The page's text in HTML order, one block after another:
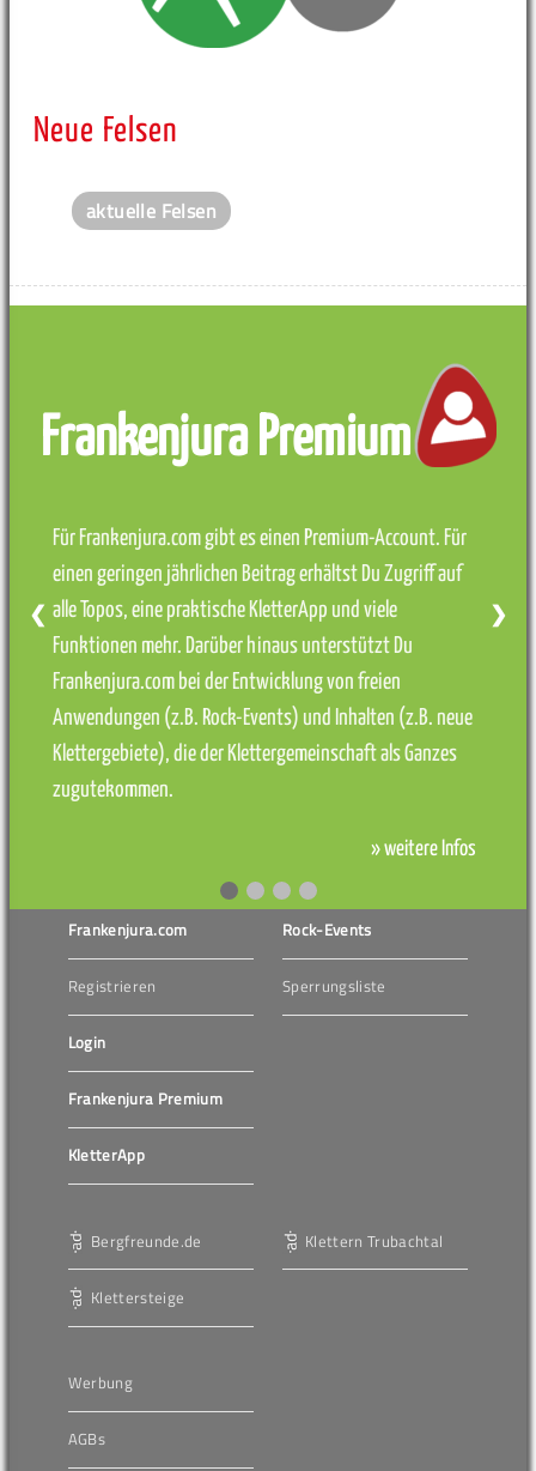
Neue Felsen
aktuelle Felsen
Frankenjura Premium
Für Frankenjura.com gibt es einen Premium-Account. Für
einen geringen jährlichen Beitrag erhältst Du Zugriff auf
alle Topos, eine praktische KletterApp und viele
Funktionen mehr. Darüber hinaus unterstützt Du
Frankenjura.com bei der Entwicklung von freien
Anwendungen (z.B. Rock-Events) und Inhalten (z.B. neue
Klettergebiete), die der Klettergemeinschaft als Ganzes
zugutekommen.
» weitere Infos
❮ ❯
Frankenjura.com
Registrieren
Login
Frankenjura Premium
KletterApp
Rock-Events
Sperrungsliste
Bergfreunde.de
Klettersteige
Klettern Trubachtal
Werbung
AGBs